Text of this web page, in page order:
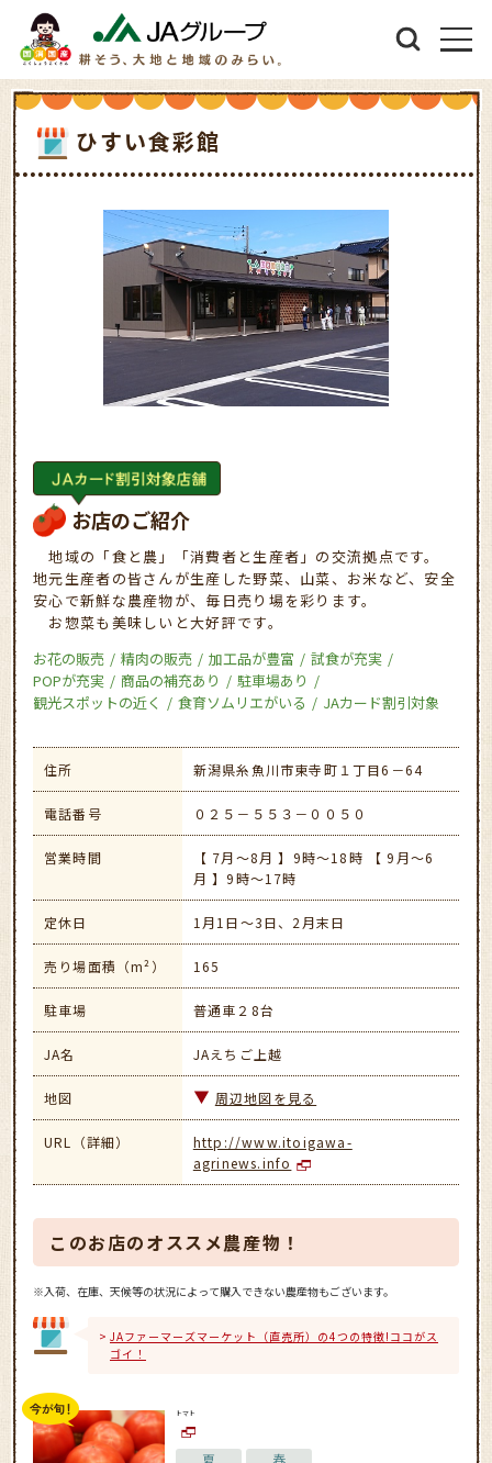
ひすい食彩館
お店のご紹介
地域の「食と農」「消費者と生産者」の交流拠点です。
地元生産者の皆さんが生産した野菜、山菜、お米など、安全
安心で新鮮な農産物が、毎日売り場を彩ります。
お惣菜も美味しいと大好評です。
お花の販売
精肉の販売 加工品が豊富
試食が充実
POPが充実
商品の補充あり
駐車場あり
観光スポットの近く
食育ソムリエがいる JAカード割引対象
住所 新潟県糸魚川市東寺町１丁目6－64
電話番号 ０２５－５５３－００５０
営業時間
【 7月～8月 】9時～18時 【 9月～6
月 】9時～17時
定休日 1月1日～3日、2月末日
売り場面積（m²） 165
駐車場 普通車２8台
JA名 JAえちご上越
地図 周辺地図を見る
URL（詳細）
http://www.itoigawa-
agrinews.info
このお店のオススメ農産物！
※入荷、在庫、天候等の状況によって購入できない農産物もございます。
JAファーマーズマーケット（直売所）の4つの特徴!ココがス
ゴイ！
トマト